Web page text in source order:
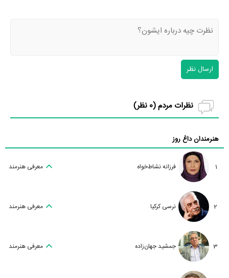
ارسال نظر
نظرات مردم (0 نظر)
هنرمندان داغ روز
1 فرزانه نشاط‌خواه معرفی هنرمند
2 نرسی کرکیا معرفی هنرمند
3 جمشید جهان‌زاده معرفی هنرمند